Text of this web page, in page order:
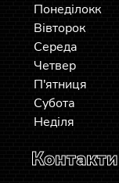
Понеділокк
Вівторок
Середа
Четвер
П'ятниця
Субота
Неділя
Контакти